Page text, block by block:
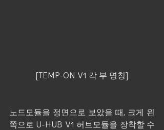
[TEMP-ON V1 각 부 명칭]
노드모듈을 정면으로 보았을 때, 크게 왼
쪽으로 U-HUB V1 허브모듈을 장착할 수